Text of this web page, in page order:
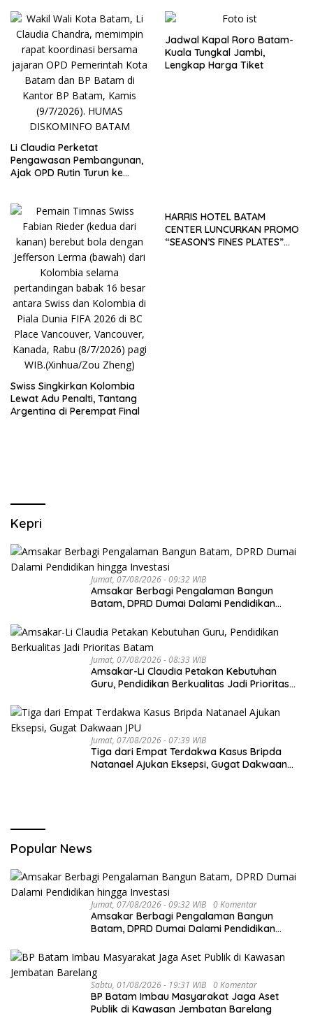
Li Claudia Perketat
Pengawasan Pembangunan,
Ajak OPD Rutin Turun ke
Jadwal Kapal Roro Batam-
Kuala Tungkal Jambi,
Lengkap Harga Tiket
Swiss Singkirkan Kolombia
Lewat Adu Penalti, Tantang
Argentina di Perempat Final
HARRIS HOTEL BATAM
CENTER LUNCURKAN PROMO
“SEASON’S FINES PLATES”
Kepri
Jumat, 07/08/2026 - 09:32 WIB
Amsakar Berbagi Pengalaman Bangun
Batam, DPRD Dumai Dalami Pendidikan
Jumat, 07/08/2026 - 08:33 WIB
Amsakar-Li Claudia Petakan Kebutuhan
Guru, Pendidikan Berkualitas Jadi Prioritas
Jumat, 07/08/2026 - 07:39 WIB
Tiga dari Empat Terdakwa Kasus Bripda
Natanael Ajukan Eksepsi, Gugat Dakwaan
Popular News
Jumat, 07/08/2026 - 09:32 WIB 0 Komentar
Amsakar Berbagi Pengalaman Bangun
Batam, DPRD Dumai Dalami Pendidikan
Sabtu, 01/08/2026 - 19:31 WIB 0 Komentar
BP Batam Imbau Masyarakat Jaga Aset
Publik di Kawasan Jembatan Barelang